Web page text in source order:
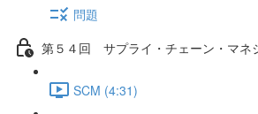
問題
第５４回 サプライ・チェーン・マネ
SCM (4:31)